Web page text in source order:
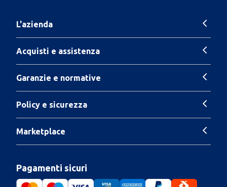
L'azienda
Acquisti e assistenza
Garanzie e normative
Policy e sicurezza
Marketplace
Pagamenti sicuri